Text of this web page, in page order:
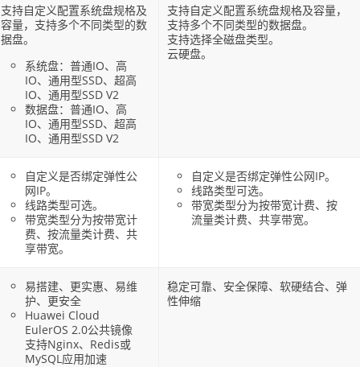
支持自定义配置系统盘规格及
容量，支持多个不同类型的数
据盘。
系统盘：普通IO、高
IO、通用型SSD、超高
IO、通用型SSD V2
数据盘：普通IO、高
IO、通用型SSD、超高
IO、通用型SSD V2
支持自定义配置系统盘规格及容量，
支持多个不同类型的数据盘。
支持选择全磁盘类型。
云硬盘。
自定义是否绑定弹性公
网IP。
线路类型可选。
带宽类型分为按带宽计
费、按流量类计费、共
享带宽。
自定义是否绑定弹性公网IP。
线路类型可选。
带宽类型分为按带宽计费、按
流量类计费、共享带宽。
易搭建、更实惠、易维
护、更安全
Huawei Cloud
EulerOS 2.0公共镜像
支持Nginx、Redis或
MySQL应用加速
稳定可靠、安全保障、软硬结合、弹
性伸缩